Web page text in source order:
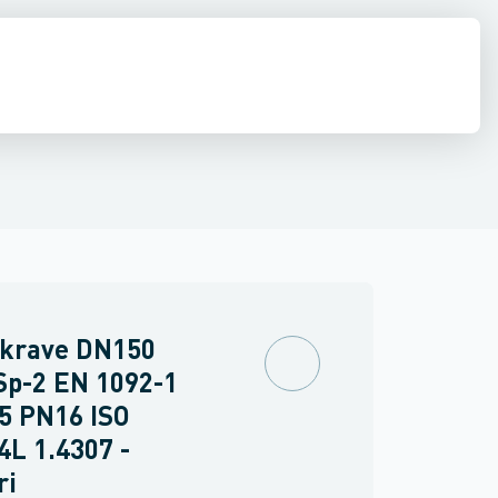
DN150
2 EN 1092-1
PN16 ISO
1.4307 -